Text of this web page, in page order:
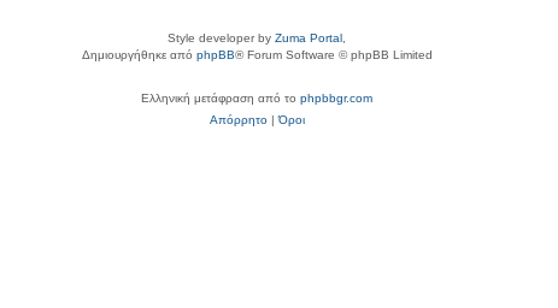
Style developer by Zuma Portal
Δημιουργήθηκε από phpBB® Forum Software © phpBB Limited
Ελληνική μετάφραση από το phpbbgr.com
Απόρρητο|Όροι